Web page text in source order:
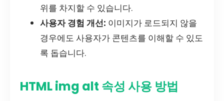
위를 차지할 수 있습니다.
사용자 경험 개선: 이미지가 로드되지 않을
경우에도 사용자가 콘텐츠를 이해할 수 있도
록 돕습니다.
HTML img alt 속성 사용 방법